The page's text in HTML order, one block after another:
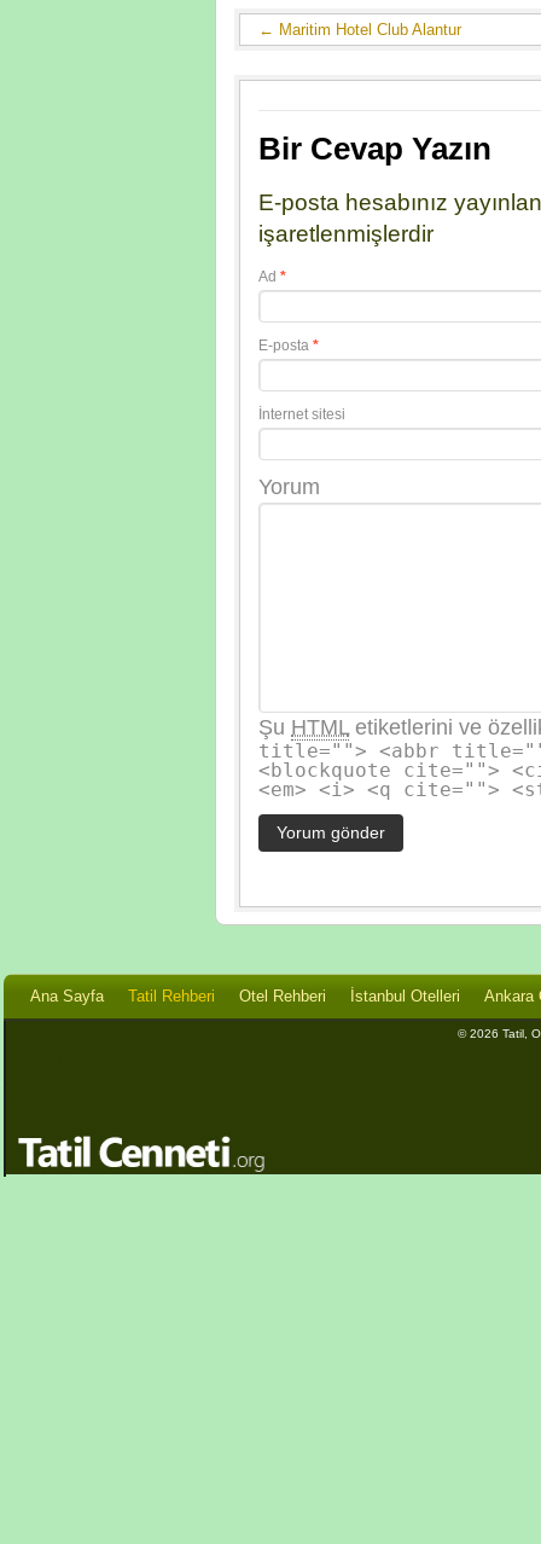
← Maritim Hotel Club Alantur
Bir Cevap Yazın
E-posta hesabınız
işaretlenmişlerdir
Ad*
E-posta*
İnternet sitesi
Yorum
Şu HTMLetiketlerini ve
title=""> <abbr
<blockquote cite="">
<em> <i> <q cite="">
Ana Sayfa Tatil Rehberi Otel Rehberi İstanbul Otelleri Ankara
© 2026 Tatil,